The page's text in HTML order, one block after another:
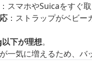
：スマホやSuicaをすぐ
：ストラップがベビ
下が理想。
一気に増えるため、バ